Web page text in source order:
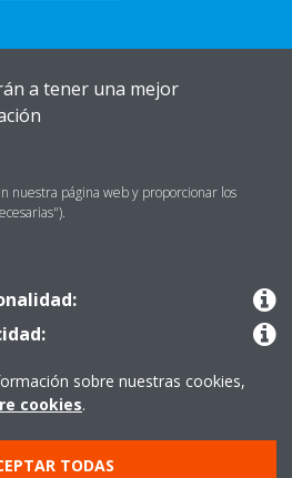
© Daikin
a tener una mejor
nuestra página web y proporcionar los
sobre nuestras cookies,
cookies.
TODAS